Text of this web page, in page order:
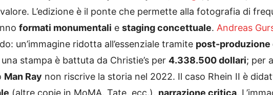
L’edizione è il ponte che permette alla fotografia di
formati monumentali e staging concettuale. Andreas
un’immagine ridotta all’essenziale tramite post-produzione
una stampa è battuta da Christie’s per 4.338.500 dollari; per
Man Ray non riscrive la storia nel 2022. Il caso Rhein II è
(altre copie in MoMA, Tate, ecc.), narrazione critica.